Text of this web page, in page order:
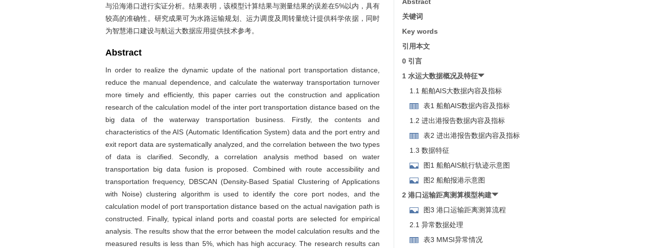
与沿海港口进行实证分析。结果表明，该模型计算结果与测量结果的误差在5%以内，具有
较高的准确性。研究成果可为水路运输规划、运力调度及周转量统计提供科学依据，同时
为智慧港口建设与航运大数据应用提供技术参考。
Abstract
In order to realize the dynamic update of the national port transportation distance,
reduce the manual dependence, and calculate the waterway transportation turnover
more timely and efficiently, this paper carries out the construction and application
research of the calculation model of the inter port transportation distance based on the
big data of the waterway transportation business. Firstly, the contents and
characteristics of the AIS (Automatic Identification System) data and the port entry and
exit report data are systematically analyzed, and the correlation between the two types
of data is clarified. Secondly, a correlation analysis method based on water
transportation big data fusion is proposed. Combined with route accessibility and
transportation frequency, DBSCAN (Density-Based Spatial Clustering of Applications
with Noise) clustering algorithm is used to identify the core port nodes, and the
calculation model of port transportation distance based on the actual navigation path is
constructed. Finally, typical inland ports and coastal ports are selected for empirical
analysis. The results show that the error between the model calculation results and the
measured results is less than 5%, which has high accuracy. The research results can
关键词
Key words
引用本文
0 引言
1 水运大数据概况及特征
1.1 船舶AIS大数据内容及指标
表1 船舶AIS数据内容及指标
1.2 进出港报告数据内容及指标
表2 进出港报告数据内容及指标
1.3 数据特征
图1 船舶AIS航行轨迹示意图
图2 船舶报港示意图
2 港口运输距离测算模型构建
图3 港口运输距离测算流程
2.1 异常数据处理
表3 MMSI异常情况